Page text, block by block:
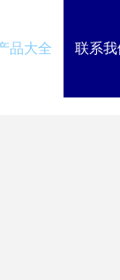
品大全 联系我